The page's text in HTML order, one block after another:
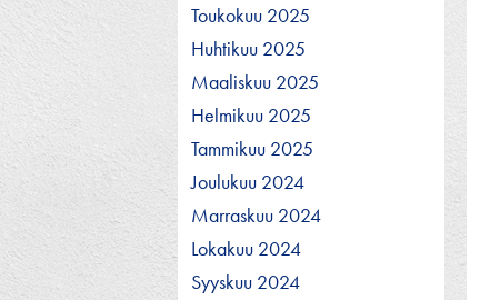
Toukokuu 2025
Huhtikuu 2025
Maaliskuu 2025
Helmikuu 2025
Tammikuu 2025
Joulukuu 2024
Marraskuu 2024
Lokakuu 2024
Syyskuu 2024